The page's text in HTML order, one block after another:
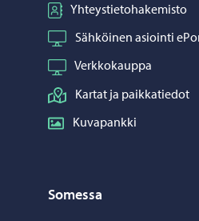
Yhteystietohakemisto
Sähköinen asiointi
Verkkokauppa
Kartat ja paikkatiedot
Kuvapankki
Somessa